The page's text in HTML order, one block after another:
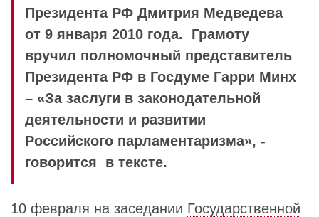
Президента РФ Дмитрия Медведева
от 9 января 2010 года. Грамоту
вручил полномочный представитель
Президента РФ в Госдуме Гарри Минх
– «За заслуги в законодательной
деятельности и развитии
Российского парламентаризма», -
говорится в тексте.
10 февраля на заседании Государственной